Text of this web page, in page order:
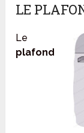
LE
Le
plafond